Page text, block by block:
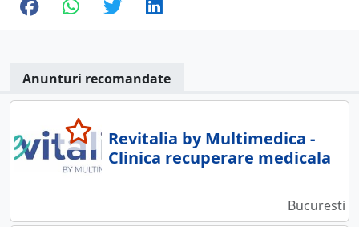
Anunturi recomandate
Revitalia by Multimedica -
Clinica recuperare medicala
Bucuresti